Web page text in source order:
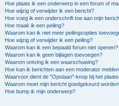
Hoe plaats ik een onderwerp in een forum of
Hoe wijzig of verwijder ik een bericht?
Hoe voeg ik een onderschrift toe aan mijn
Hoe maak ik een peiling?
Waarom kan ik niet meer peilingsopties
Hoe wijzig of verwijder ik een peiling?
Waarom kan ik een bepaald forum niet openen?
Waarom kan ik geen bijlagen toevoegen?
Waarom ontving ik een waarschuwing?
Hoe kan ik berichten aan een moderator
Waarvoor dient de "Opslaan"-knop bij het
Waarom moet mijn bericht goedgekeurd
Hoe bump ik mijn onderwerp?